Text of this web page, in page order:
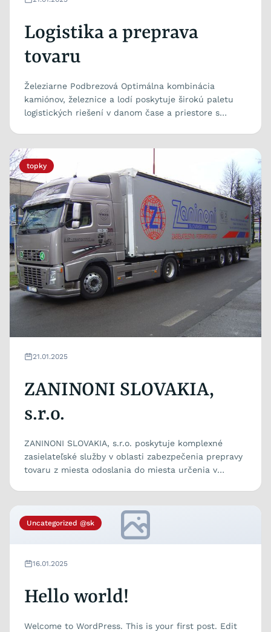
Logistika a preprava
tovaru
Železiarne Podbrezová Optimálna kombinácia
kamiónov, železnice a lodí poskytuje širokú paletu
logistických riešení v danom čase a priestore s
topky
21.01.2025
ZANINONI SLOVAKIA,
s.r.o.
ZANINONI SLOVAKIA, s.r.o. poskytuje komplexné
zasielateľské služby v oblasti zabezpečenia prepravy
tovaru z miesta odoslania do miesta určenia v
Uncategorized @sk
16.01.2025
Hello world!
Welcome to WordPress. This is your first post. Edit